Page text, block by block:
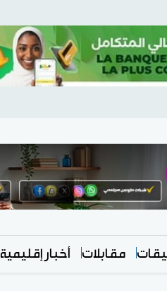
مقابلات أخبار إقليمية